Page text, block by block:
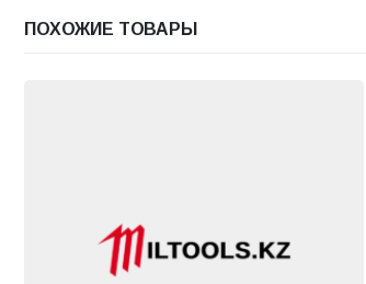
ПОХОЖИЕ ТОВАРЫ